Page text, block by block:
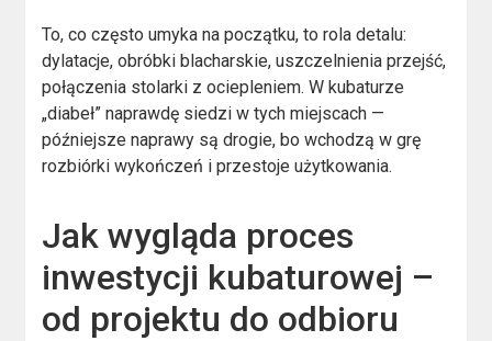
To, co często umyka na początku, to rola detalu:
dylatacje, obróbki blacharskie, uszczelnienia przejść,
połączenia stolarki z ociepleniem. W kubaturze
„diabeł” naprawdę siedzi w tych miejscach —
późniejsze naprawy są drogie, bo wchodzą w grę
rozbiórki wykończeń i przestoje użytkowania.
Jak wygląda proces
inwestycji kubaturowej –
od projektu do odbioru